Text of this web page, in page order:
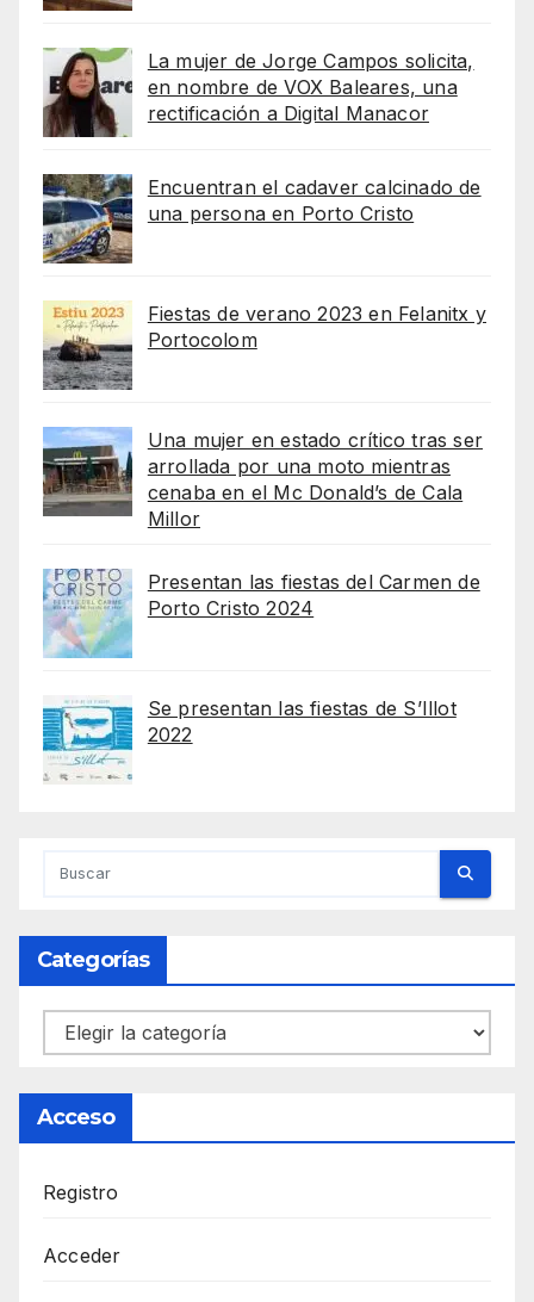
La mujer de Jorge Campos solicita,
en nombre de VOX Baleares, una
rectificación a Digital Manacor
Encuentran el cadaver calcinado de
una persona en Porto Cristo
Fiestas de verano 2023 en Felanitx y
Portocolom
Una mujer en estado crítico tras ser
arrollada por una moto mientras
cenaba en el Mc Donald’s de Cala
Millor
Presentan las fiestas del Carmen de
Porto Cristo 2024
Se presentan las fiestas de S’Illot
2022
Categorías
Categorías
Acceso
Registro
Acceder